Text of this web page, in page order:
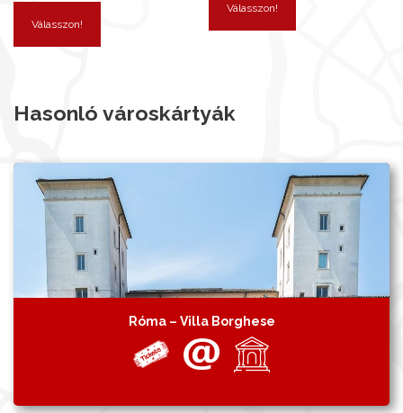
Válasszon!
Válasszon!
Hasonló városkártyák
Róma – Villa Borghese